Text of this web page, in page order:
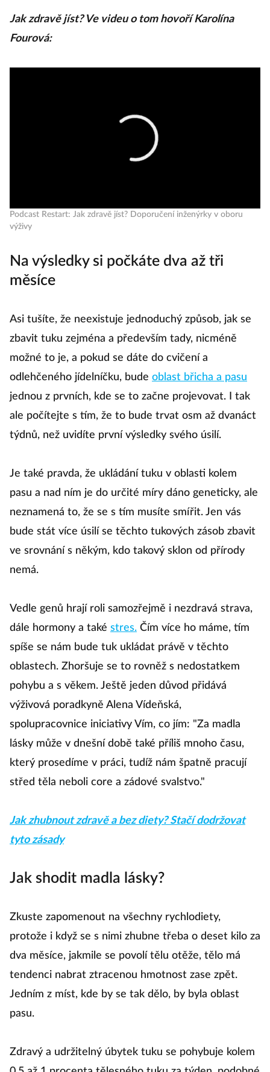
Jak zdravě jíst? Ve videu o tom hovoří Karolína
Fourová:
Podcast Restart: Jak zdravě jíst? Doporučení inženýrky v oboru
výživy
Na výsledky si počkáte dva až tři
měsíce
Asi tušíte, že neexistuje jednoduchý způsob, jak se
zbavit tuku zejména a především tady, nicméně
možné to je, a pokud se dáte do cvičení a
odlehčeného jídelníčku, bude oblast břicha a pasu
jednou z prvních, kde se to začne projevovat. I tak
ale počítejte s tím, že to bude trvat osm až dvanáct
týdnů, než uvidíte první výsledky svého úsilí.
Je také pravda, že ukládání tuku v oblasti kolem
pasu a nad ním je do určité míry dáno geneticky, ale
neznamená to, že se s tím musíte smířit. Jen vás
bude stát více úsilí se těchto tukových zásob zbavit
ve srovnání s někým, kdo takový sklon od přírody
nemá.
Vedle genů hrají roli samozřejmě i nezdravá strava,
dále hormony a také stres. Čím více ho máme, tím
spíše se nám bude tuk ukládat právě v těchto
oblastech. Zhoršuje se to rovněž s nedostatkem
pohybu a s věkem. Ještě jeden důvod přidává
výživová poradkyně Alena Vídeňská,
spolupracovnice iniciativy Vím, co jím: "Za madla
lásky může v dnešní době také příliš mnoho času,
který prosedíme v práci, tudíž nám špatně pracují
střed těla neboli core a zádové svalstvo."
Jak zhubnout zdravě a bez diety? Stačí dodržovat
tyto zásady
Jak shodit madla lásky?
Zkuste zapomenout na všechny rychlodiety,
protože i když se s nimi zhubne třeba o deset kilo za
dva měsíce, jakmile se povolí tělu otěže, tělo má
tendenci nabrat ztracenou hmotnost zase zpět.
Jedním z míst, kde by se tak dělo, by byla oblast
pasu.
Zdravý a udržitelný úbytek tuku se pohybuje kolem